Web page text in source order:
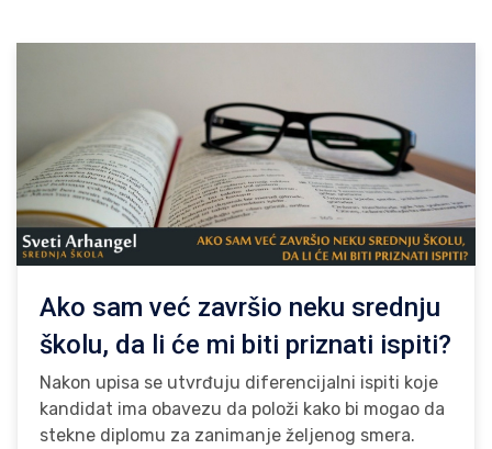
Ako sam već završio neku srednju
školu, da li će mi biti priznati ispiti?
Nakon upisa se utvrđuju diferencijalni ispiti koje
kandidat ima obavezu da položi kako bi mogao da
stekne diplomu za zanimanje željenog smera.